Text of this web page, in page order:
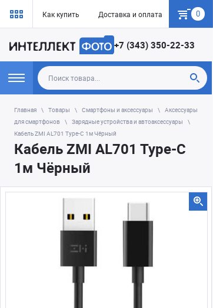
Как купить Доставка и оплата Гарантия
0
+7 (343) 350-22-33
Главная Товары Смартфоны и аксессуары
Аксессуары
для смартфонов
Зарядные устройства и автоаксессуары
Кабель ZMI AL701 Type-C 1м Чёрный
Кабель ZMI AL701 Type-C
1м Чёрный